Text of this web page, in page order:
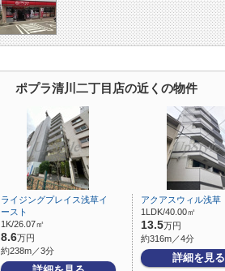
ポプラ清川二丁目店の近くの物件
ライジングプレイス浅草イ
ースト
1K/26.07㎡
8.6万円
約238m／3分
アクアスウィル浅草
1LDK/40.00㎡
13.5万円
約316m／4分
詳細を見る